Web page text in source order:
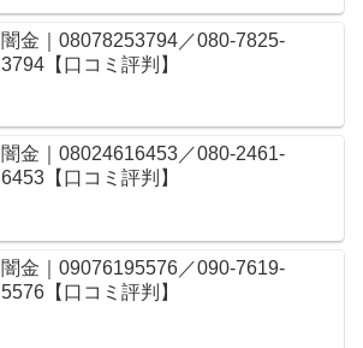
闇金｜08078253794／080-7825-
3794【口コミ評判】
闇金｜08024616453／080-2461-
6453【口コミ評判】
闇金｜09076195576／090-7619-
5576【口コミ評判】